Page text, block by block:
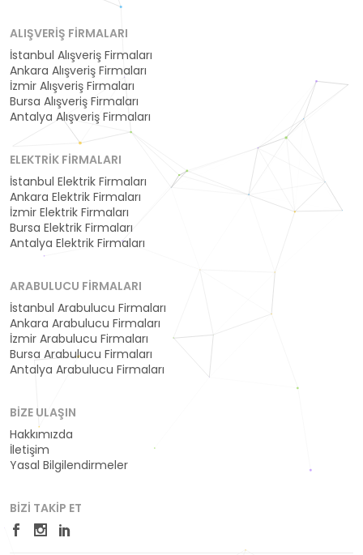
ALIŞVERIŞ FIRMALARI
İstanbul Alışveriş Firmaları
Ankara Alışveriş Firmaları
İzmir Alışveriş Firmaları
Bursa Alışveriş Firmaları
Antalya Alışveriş Firmaları
ELEKTRIK FIRMALARI
İstanbul Elektrik Firmaları
Ankara Elektrik Firmaları
İzmir Elektrik Firmaları
Bursa Elektrik Firmaları
Antalya Elektrik Firmaları
ARABULUCU FIRMALARI
İstanbul Arabulucu Firmaları
Ankara Arabulucu Firmaları
İzmir Arabulucu Firmaları
Bursa Arabulucu Firmaları
Antalya Arabulucu Firmaları
BIZE ULAŞIN
Hakkımızda
İletişim
Yasal Bilgilendirmeler
BIZI TAKIP ET